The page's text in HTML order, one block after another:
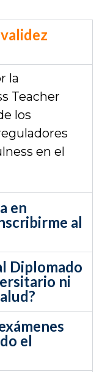
la
Teacher
los
en el
en
al
Diplomado
ni
el